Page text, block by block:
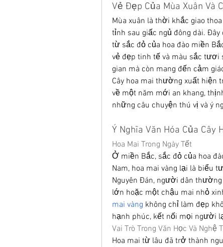
Vẻ Đẹp Của Mùa Xuân Và
Mùa xuân là thời khắc giao
tỉnh sau giấc ngủ đông dài.
từ sắc đỏ của hoa đào miền
vẻ đẹp tinh tế và màu sắc tươi
gian mà còn mang đến cảm
Cây hoa mai thường xuất hiện
về một năm mới an khang,
những câu chuyện thú vị và ý
Ý Nghĩa Văn Hóa Của Cây
Hoa Mai Trong Ngày Tết
Ở miền Bắc, sắc đỏ của hoa
Nam, hoa mai vàng lại là biểu
Nguyên Đán, người dân
lớn hoặc một chậu mai nhỏ
mai vàng không chỉ làm đẹp
hạnh phúc, kết nối mọi người
Vai Trò Trong Văn Học Và Nghệ
Hoa mai từ lâu đã trở thành